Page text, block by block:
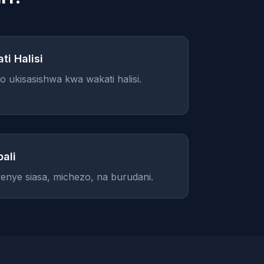
Halisi
ukisasishwa kwa wakati halisi.
siasa, michezo, na burudani.